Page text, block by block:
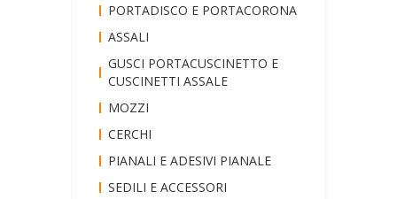
PORTADISCO E PORTACORONA
ASSALI
GUSCI PORTACUSCINETTO E
CUSCINETTI ASSALE
MOZZI
CERCHI
PIANALI E ADESIVI PIANALE
SEDILI E ACCESSORI